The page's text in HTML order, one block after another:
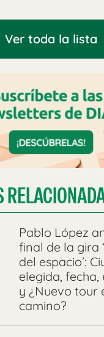
Ver toda la lista
Pablo López
final de la gira
del espacio’:
elegida,
y ¿Nuevo tour
camino?